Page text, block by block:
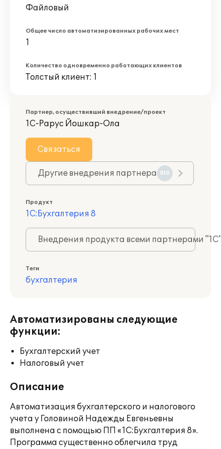
Файловый
Общее число автоматизированных рабочих мест
1
Количество одновременно работающих клиентов
Толстый клиент: 1
Партнер, осуществивший внедрение/проект
1С-Рарус Йошкар-Ола
Связаться
Другие внедрения партнера 810
Продукт
1С:Бухгалтерия 8
Внедрения продукта всеми партнерами
Теги
бухгалтерия
Автоматизированы следующие
функции:
Бухгалтерский учет
Налоговый учет
Описание
Автоматизация бухгалтерского и налогового
учета у Головиной Надежды Евгеньевны
выполнена с помощью ПП «1С:Бухгалтерия 8».
Программа существенно облегчила труд